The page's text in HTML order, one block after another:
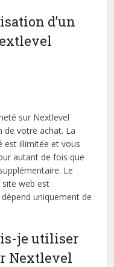
d’un
sur Nextlevel
de votre achat. La
est illimitée et vous
autant de fois que
Le
site web est
uniquement de
je utiliser
Nextlevel